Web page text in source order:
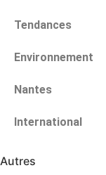
Tendances
Environnement
Nantes
International
Autres